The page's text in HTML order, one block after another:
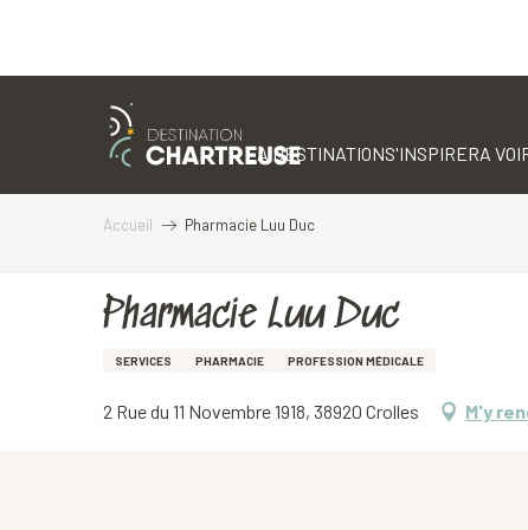
LA DESTINATIONS'INSPIRERA
Accueil Pharmacie Luu Duc
Pharmacie Luu Duc
SERVICES PHARMACIE PROFESSION MÉDICALE
2 Rue du 11 Novembre 1918, 38920 Crolles M'y